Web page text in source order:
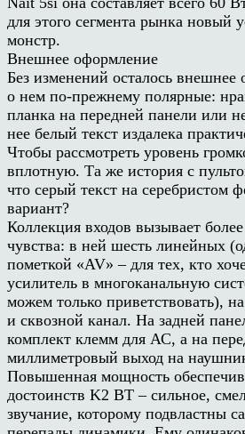
для этого сегмента рынка новый
монстр.
Внешнее оформление
Без изменений осталось
о нем по-прежнему полярные:
планка на передней панели или
нее белый текст издалека
Чтобы рассмотреть уровень
вплотную. Та же история с
что серый текст на серебристом
вариант?
Коллекция входов вызывает
чувства: в ней шесть линейных
пометкой «AV» – для тех, кто
усилитель в многоканальную
можем только приветствовать),
и сквозной канал. На задней
комплект клемм для АС, а на
миллиметровый выход на
Повышенная мощность
достоинств K2 BT – сильное,
звучание, которому подвластны